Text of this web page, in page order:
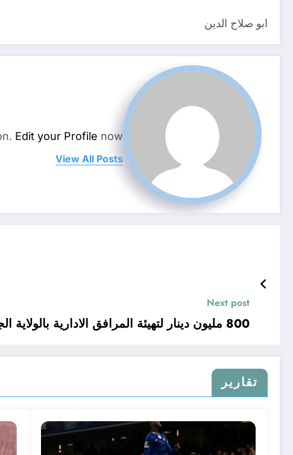
ابو صلاح الدين
Edit your Profile now.
View All Posts
Next post
800 مليون دينار لتهيئة المرافق الادارية بالولاية الجديدة آفلو
تقارير